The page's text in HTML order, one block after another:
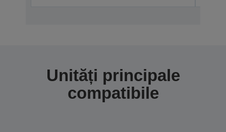
Unități principale
compatibile